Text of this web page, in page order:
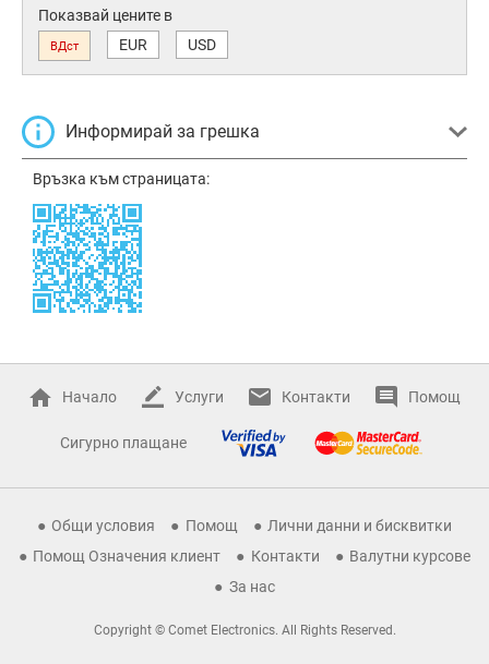
Показвай цените в
ВДст EUR USD
Информирай за грешка
Връзка към страницата:
Начало Услуги Контакти Помощ
Сигурно плащане
Общи условия Помощ
Лични данни и бисквитки
Помощ Означения клиент
Контакти
Валутни курсове
За нас
Copyright © Comet Electronics. All Rights Reserved.